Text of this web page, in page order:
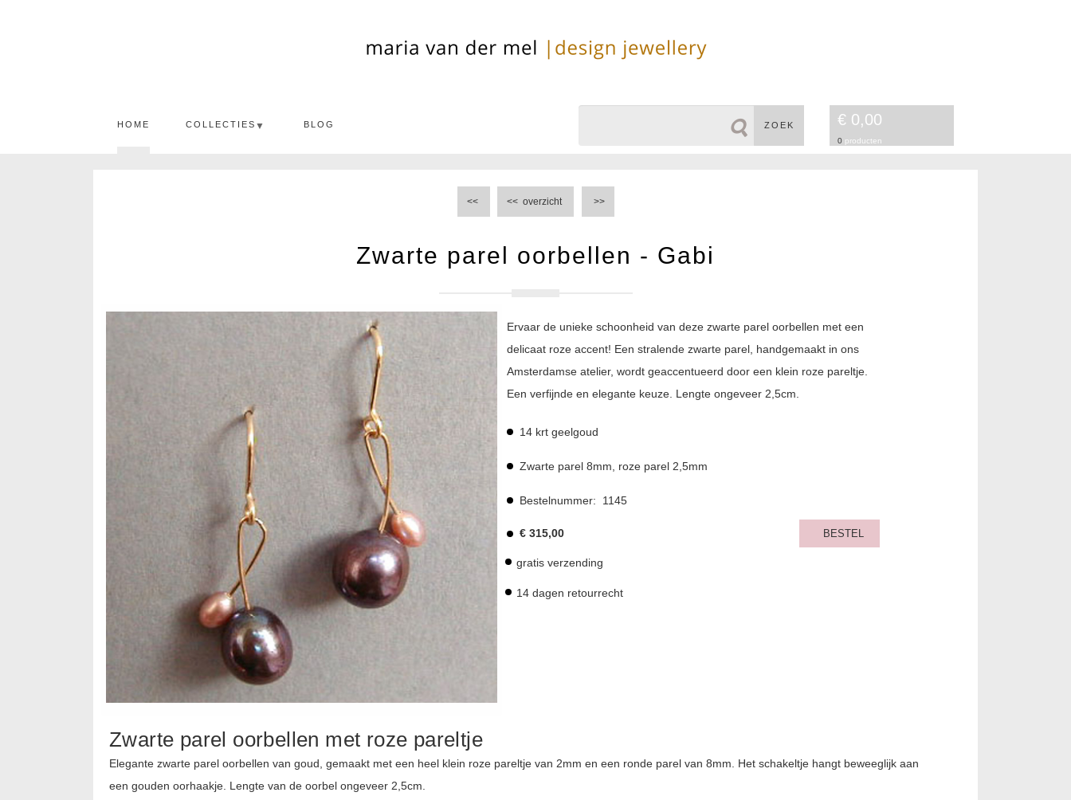
HOME COLLECTIES ▼ BLOG € 0,00
0 producten
ZOEK
<< << overzicht >>
Zwarte parel oorbellen - Gabi
Ervaar de unieke schoonheid van deze zwarte parel oorbellen met een
delicaat roze accent! Een stralende zwarte parel, handgemaakt in ons
Amsterdamse atelier, wordt geaccentueerd door een klein roze pareltje.
Een verfijnde en elegante keuze. Lengte ongeveer 2,5cm.
14 krt geelgoud
Zwarte parel 8mm, roze parel 2,5mm
Bestelnummer: 1145
€ 315,00 BESTEL
gratis verzending
14 dagen retourrecht
Zwarte parel oorbellen met roze pareltje
Elegante zwarte parel oorbellen van goud, gemaakt met een heel klein roze pareltje van 2mm en een ronde parel van 8mm. Het schakeltje hangt beweeglijk aan
een gouden oorhaakje. Lengte van de oorbel ongeveer 2,5cm.